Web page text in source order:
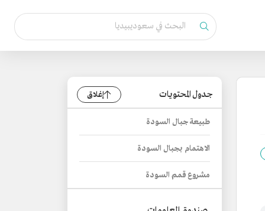
جدول المحتويات إغلاق
طبيعة جبال السودة
الاهتمام بجبال السودة
مشروع قمم السودة